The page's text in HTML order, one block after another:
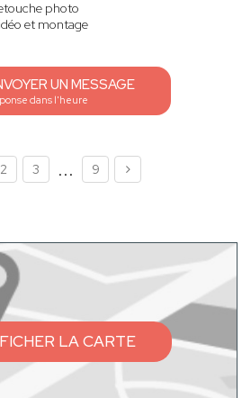
photo
et montage
UN MESSAGE
dans l'heure
2 3 ... 9
LA CARTE